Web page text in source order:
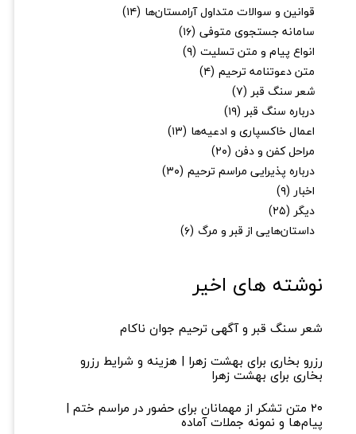
نوشته های اخیر
شعر سنگ قبر و آگهی ترحیم جوان ناکام
رزرو بخاری برای بهشت زهرا | هزینه و شرایط رزرو
بخاری برای بهشت زهرا
۲۰ متن تشکر از مهمانان برای حضور در مراسم ختم |
پیام‌ها و نمونه جملات آماده
قوانین و سوالات متداول آرامستان‌ها (۱۴)
سامانه جستجوی متوفی (۱۶)
انواع پیام و متن تسلیت (۹)
متن دعوتنامه ترحیم (۴)
شعر سنگ قبر (۷)
درباره سنگ قبر (۱۹)
اعمال خاکسپاری و ادعیه‌ها (۱۳)
مراحل کفن و دفن (۲۰)
درباره پذیرایی مراسم ترحیم (۳۰)
اخبار (۹)
دیگر (۲۵)
داستان‌هایی از قبر و مرگ (۶)